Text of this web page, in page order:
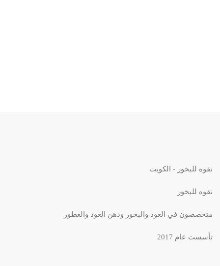
نقوه للبخور - الكويت
نقوه للبخور
متخصصون في العود والبخور ودهن العود والعطور
تأسست عام 2017